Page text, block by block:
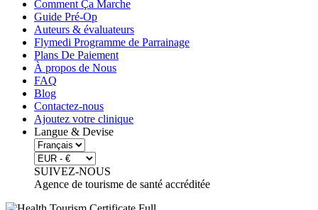
Comment Ça Marche
Guide Pré-Op
Auteurs & évaluateurs
Flymedi Programme de Parrainage
Plans De Paiement
À propos de Nous
FAQ
Blog
Contactez-nous
Ajoutez votre clinique
Langue & Devise
SUIVEZ-NOUS
Agence de tourisme de santé accréditée